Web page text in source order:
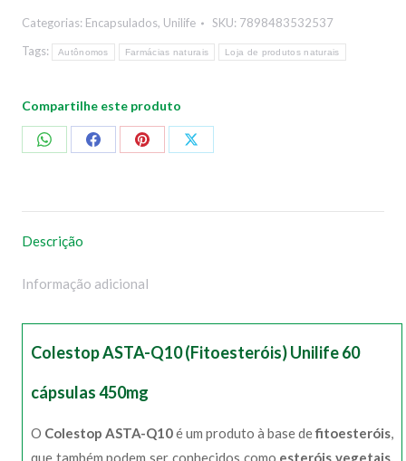
Categorias: Encapsulados, Unilife SKU: 7898483532537
Tags:
Autônomos Farmácias naturais Loja de produtos naturais
Compartilhe este produto
CompartilharCompartilharCompartilharCompartilhar
Descrição
Informação adicional
Colestop ASTA-Q10 (Fitoesteróis) Unilife 60
cápsulas 450mg
O Colestop ASTA-Q10é um produto à base defitoesteróis,
que também podem ser conhecidos como esteróis vegetais.